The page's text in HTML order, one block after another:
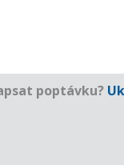
poptávku?